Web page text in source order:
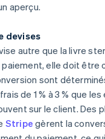
aperçu.
devises
autre que la livre
elle doit être
sont
de 1 % à 3 % que
sur le client. Des
Stripe gèrent la